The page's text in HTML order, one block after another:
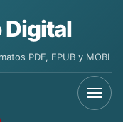
Digital
PDF, EPUB y MOBI